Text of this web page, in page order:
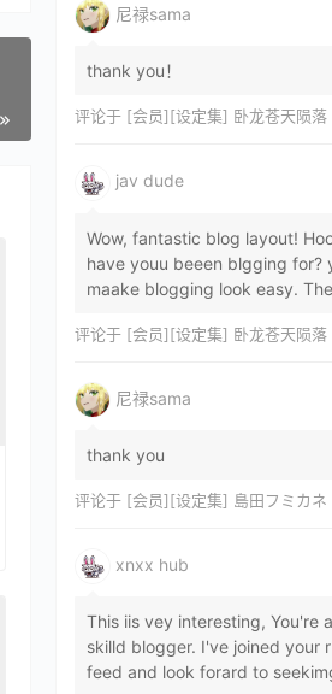
尼禄sama
thank you！
评论于 [会员][设定集] 卧龙苍天陨落 公式
jav dude
Wow, fantastic blog layout!
have youu beeen blgging for?
maake blogging look easy.
magnificent, let…
评论于 [会员][设定集] 卧龙苍天陨落 公式
尼禄sama
thank you
评论于 [会员][设定集] 島田フミカネ ART WORKS EXTRA
xnxx hub
This iis vey interesting, You're
skilld blogger. I've joined your
feed and look forard to